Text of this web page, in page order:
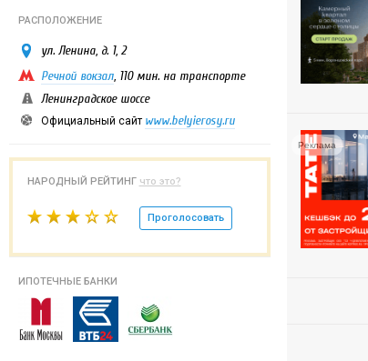
РАСПОЛОЖЕНИЕ
ул. Ленина, д. 1, 2
Речной вокзал, 110 мин. на транспорте
Ленинградское шоссе
Официальный сайт www.belyierosy.ru
НАРОДНЫЙ РЕЙТИНГ что это?
Проголосовать
ИПОТЕЧНЫЕ БАНКИ
Реклама